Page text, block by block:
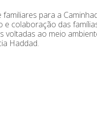
para a
e colaboração das
ao meio
Haddad.